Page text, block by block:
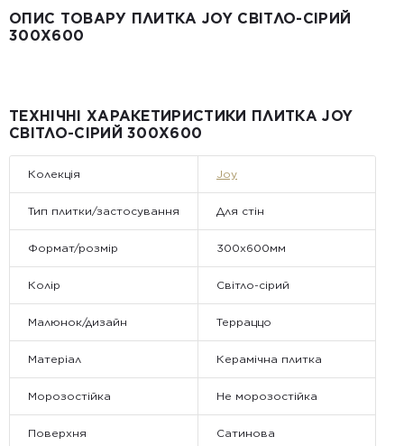
Вартість доставки:
До 5 м² — доставка за рахунок покупця.
Примітка:
• Відвантаження здійснюється виключно у робочі дні. У суботу,
неділю та святкові дні замовлення не обробляються та не
ОПИС ТОВАРУ ПЛИТКА JOY СВІТЛО-СІРИЙ
300X600
ТЕХНІЧНІ ХАРАКЕТИРИСТИКИ ПЛИТКА JOY
СВІТЛО-СІРИЙ 300X600
Колекція Joy
Тип плитки/застосування Для стін
Формат/розмір 300x600мм
Колір Світло-сірий
Малюнок/дизайн Терраццо
Матеріал Керамічна плитка
Морозостійка Не морозостійка
Поверхня Сатинова